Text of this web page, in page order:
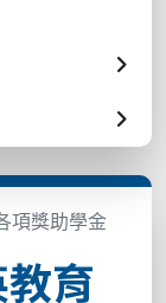
項獎助學金
育